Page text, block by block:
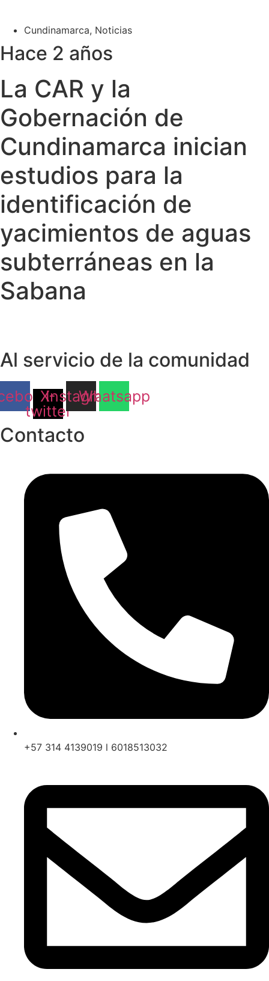
Cundinamarca, Noticias
Hace 2 años
La CAR y la
Gobernación de
Cundinamarca inician
estudios para la
identificación de
yacimientos de aguas
subterráneas en la
Sabana
Al servicio de la comunidad
X-
twitter
Instagram
Whatsapp
Contacto
+57 314 4139019 l 6018513032